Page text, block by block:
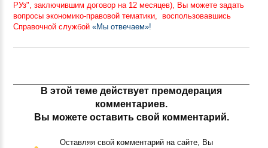
РУз", заключившим договор на 12 месяцев), Вы можете задать
вопросы экономико-правовой тематики, воспользовавшись
Справочной службой «Мы отвечаем»!
В этой теме действует премодерация
комментариев.
Вы можете оставить свой комментарий.
Оставляя свой комментарий на сайте, Вы